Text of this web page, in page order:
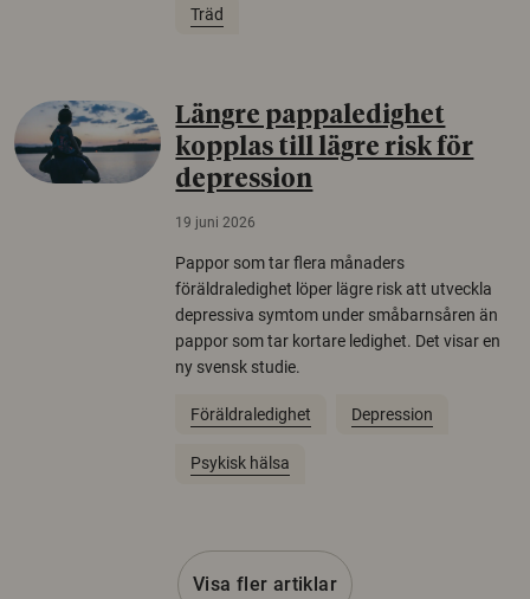
Träd
Längre pappaledighet
kopplas till lägre risk för
depression
19 juni 2026
Pappor som tar flera månaders
föräldraledighet löper lägre risk att utveckla
depressiva symtom under småbarnsåren än
pappor som tar kortare ledighet. Det visar en
ny svensk studie.
Föräldraledighet Depression
Psykisk hälsa
Visa fler artiklar